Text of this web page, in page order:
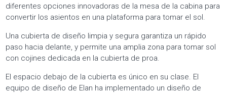
diferentes opciones innovadoras de la mesa de la cabina para
convertir los asientos en una plataforma para tomar el sol.
Una cubierta de diseño limpia y segura garantiza un rápido
paso hacia delante, y permite una amplia zona para tomar sol
con cojines dedicada en la cubierta de proa.
El espacio debajo de la cubierta es único en su clase. El
equipo de diseño de Elan ha implementado un diseño de